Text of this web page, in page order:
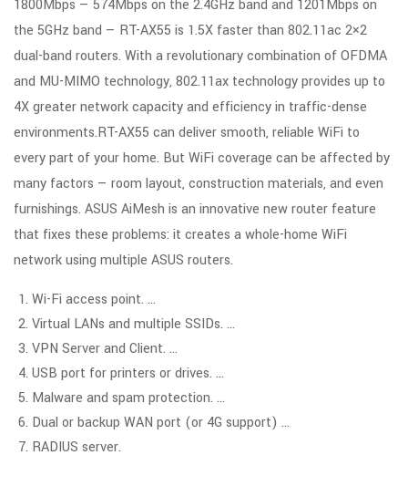
1800Mbps — 574Mbps on the 2.4GHz band and 1201Mbps on
the 5GHz band — RT-AX55 is 1.5X faster than 802.11ac 2×2
dual-band routers. With a revolutionary combination of OFDMA
and MU-MIMO technology, 802.11ax technology provides up to
4X greater network capacity and efficiency in traffic-dense
environments.RT-AX55 can deliver smooth, reliable WiFi to
every part of your home. But WiFi coverage can be affected by
many factors — room layout, construction materials, and even
furnishings. ASUS AiMesh is an innovative new router feature
that fixes these problems: it creates a whole-home WiFi
network using multiple ASUS routers.
Wi-Fi access point. …
Virtual LANs and multiple SSIDs. …
VPN Server and Client. …
USB port for printers or drives. …
Malware and spam protection. …
Dual or backup WAN port (or 4G support) …
RADIUS server.